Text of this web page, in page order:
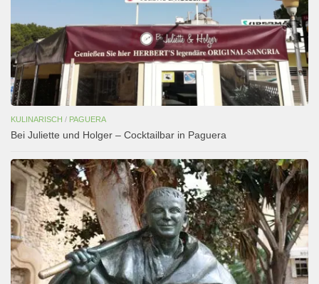
KULINARISCH / PAGUERA
Bei Juliette und Holger – Cocktailbar in Paguera